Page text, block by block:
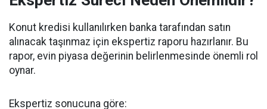
Konut kredisi kullanılırken banka tarafından satın
alınacak taşınmaz için ekspertiz raporu hazırlanır. Bu
rapor, evin piyasa değerinin belirlenmesinde önemli rol
oynar.
Ekspertiz sonucuna göre: